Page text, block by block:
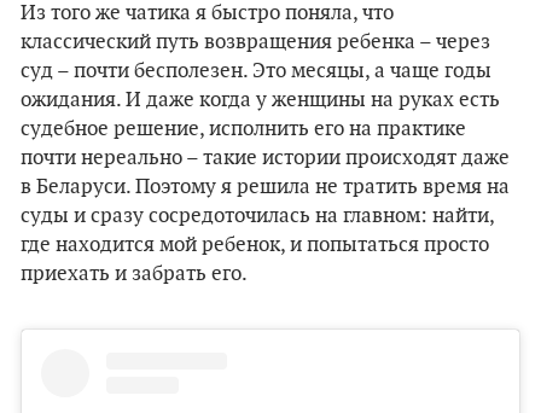
Из того же чатика я быстро поняла, что
классический путь возвращения ребенка – через
суд – почти бесполезен. Это месяцы, а чаще годы
ожидания. И даже когда у женщины на руках есть
судебное решение, исполнить его на практике
почти нереально – такие истории происходят даже
в Беларуси. Поэтому я решила не тратить время на
суды и сразу сосредоточилась на главном: найти,
где находится мой ребенок, и попытаться просто
приехать и забрать его.